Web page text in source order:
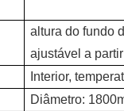
altura do fundo
ajustável a
Interior,
Diâmetro: